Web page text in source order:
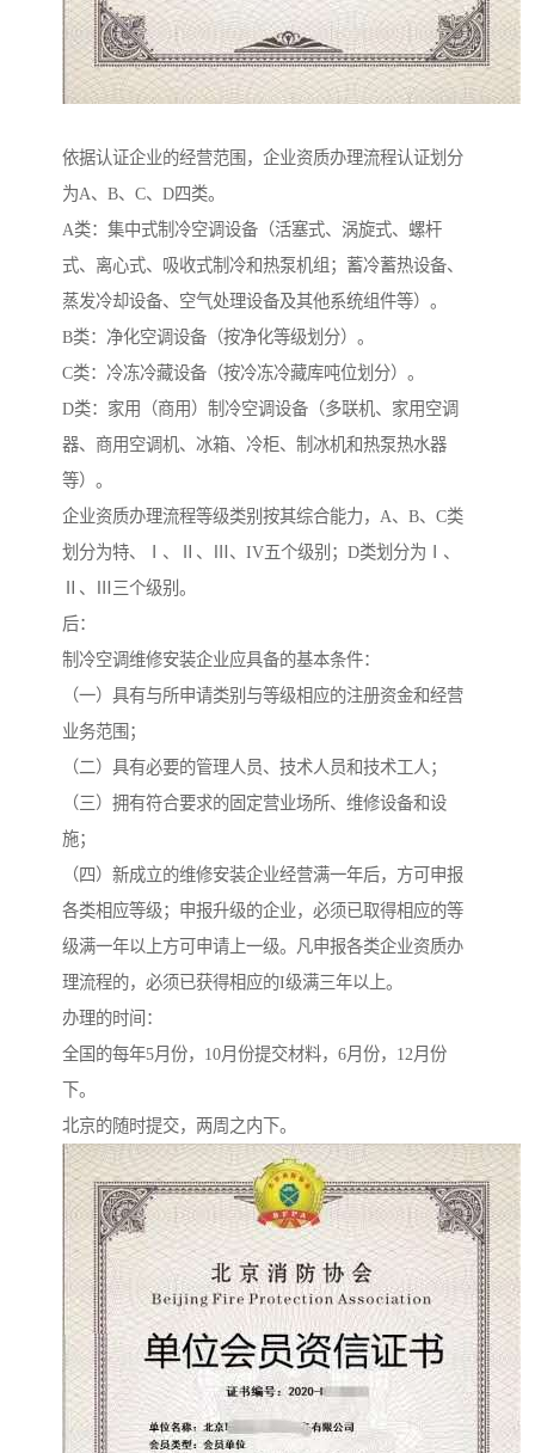
依据认证企业的经营范围，企业资质办理流程认证划分
为A、B、C、D四类。
A类：集中式制冷空调设备（活塞式、涡旋式、螺杆
式、离心式、吸收式制冷和热泵机组；蓄冷蓄热设备、
蒸发冷却设备、空气处理设备及其他系统组件等）。
B类：净化空调设备（按净化等级划分）。
C类：冷冻冷藏设备（按冷冻冷藏库吨位划分）。
D类：家用（商用）制冷空调设备（多联机、家用空调
器、商用空调机、冰箱、冷柜、制冰机和热泵热水器
等）。
企业资质办理流程等级类别按其综合能力，A、B、C类
划分为特、Ⅰ、Ⅱ、Ⅲ、IV五个级别；D类划分为Ⅰ、
Ⅱ、Ⅲ三个级别。
后：
制冷空调维修安装企业应具备的基本条件：
（一）具有与所申请类别与等级相应的注册资金和经营
业务范围；
（二）具有必要的管理人员、技术人员和技术工人；
（三）拥有符合要求的固定营业场所、维修设备和设
施；
（四）新成立的维修安装企业经营满一年后，方可申报
各类相应等级；申报升级的企业，必须已取得相应的等
级满一年以上方可申请上一级。凡申报各类企业资质办
理流程的，必须已获得相应的I级满三年以上。
办理的时间：
全国的每年5月份，10月份提交材料，6月份，12月份
下。
北京的随时提交，两周之内下。